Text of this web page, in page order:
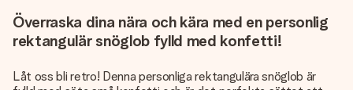
Överraska dina nära och kära med en personlig
rektangulär snöglob fylld med konfetti!
Låt oss bli retro! Denna personliga rektangulära snöglob är